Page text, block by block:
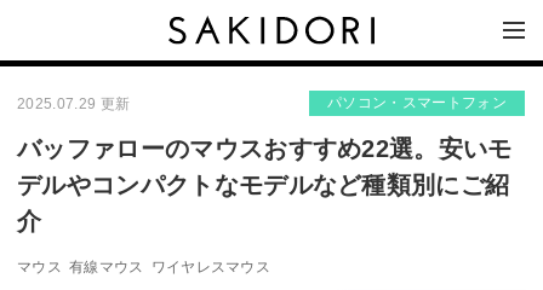
2025.07.29 更新 パソコン・スマートフォン
バッファローのマウスおすすめ22選。安いモ
デルやコンパクトなモデルなど種類別にご紹
介
マウス 有線マウス ワイヤレスマウス